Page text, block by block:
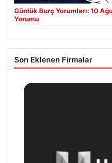
Günlük Burç Yorumları: 10
Yorumu
Son Eklenen Firmalar